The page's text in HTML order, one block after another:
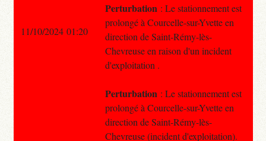
Perturbation : Le stationnement est
prolongé à Courcelle-sur-Yvette en
direction de Saint-Rémy-lès-
Chevreuse en raison d'un incident
d'exploitation .
Perturbation : Le stationnement est
prolongé à Courcelle-sur-Yvette en
direction de Saint-Rémy-lès-
Chevreuse (incident d'exploitation).
11/10/2024 01:20